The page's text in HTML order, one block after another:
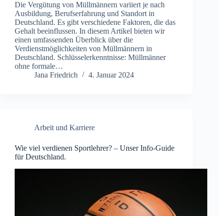
Die Vergütung von Müllmännern variiert je nach
Ausbildung, Berufserfahrung und Standort in
Deutschland. Es gibt verschiedene Faktoren, die das
Gehalt beeinflussen. In diesem Artikel bieten wir
einen umfassenden Überblick über die
Verdienstmöglichkeiten von Müllmännern in
Deutschland. Schlüsselerkenntnisse: Müllmänner
ohne formale…
Jana Friedrich
4. Januar 2024
Arbeit und Karriere
Wie viel verdienen Sportlehrer? – Unser Info-Guide
für Deutschland.